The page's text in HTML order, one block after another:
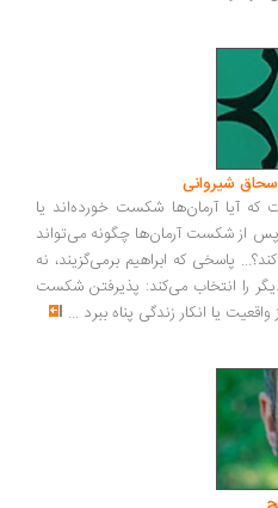
شکست خورده‌اند یا
آرمان‌ها چگونه می‌تواند
که ابراهیم برمی‌گزیند، نه
می‌کند: پذیرفتن شکست
انکار زندگی پناه ببرد...